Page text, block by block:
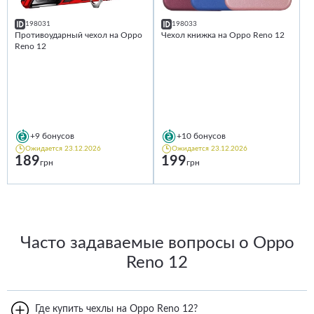
198031
Противоударный чехол на Oppo
Reno 12
+9 бонусов
Ожидается 23.12.2026
189грн
198033
Чехол книжка на Oppo Reno 12
+10 бонусов
Ожидается 23.12.2026
199грн
Часто задаваемые вопросы о Oppo
Reno 12
Где купить чехлы на Oppo Reno 12?